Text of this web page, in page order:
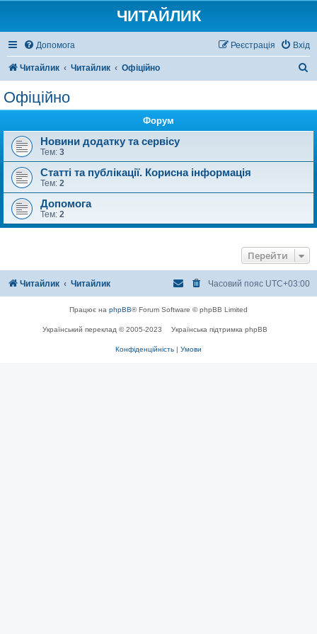
ЧИТАЙЛИК
Допомога Вхід
Реєстрація
Читайлик Читайлик Офіційно
Офіційно
Форум
Новини додатку та сервісу
Тем: 3
Статті та публікації. Корисна інформація
Тем: 2
Допомога
Тем: 2
Перейти
Читайлик Читайлик Часовий пояс UTC+03:00
Працює на phpBB® Forum Software © phpBB Limited
Український переклад © 2005-2023 Українська підтримка phpBB
Конфіденційність Умови